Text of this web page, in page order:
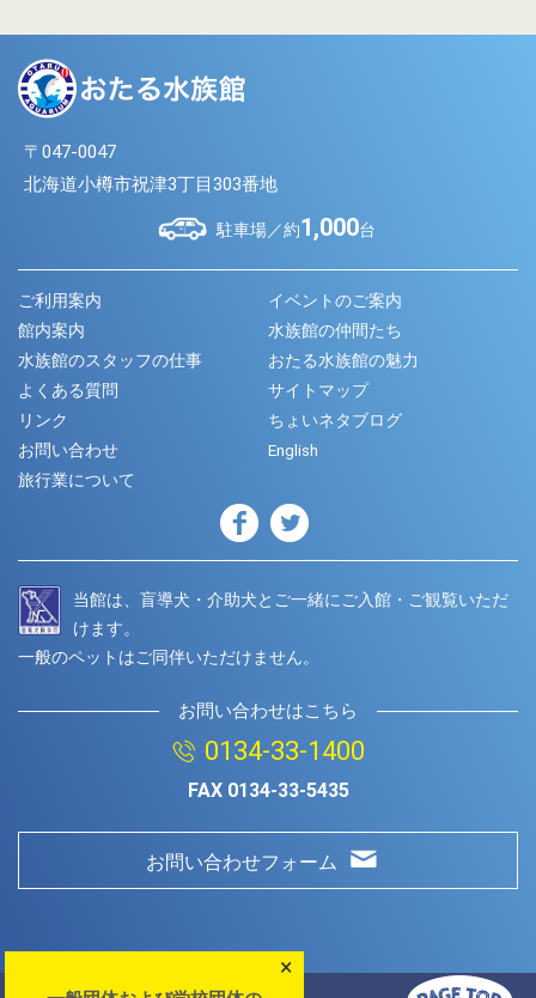
〒047-0047
北海道小樽市祝津3丁目303番地
駐車場／約1,000台
ご利用案内
イベントのご案内
館内案内
水族館の仲間たち
水族館のスタッフの仕事
おたる水族館の魅力
よくある質問
サイトマップ
リンク
ちょいネタブログ
お問い合わせ
English
旅行業について
当館は、盲導犬・介助犬とご一緒にご入館・ご観覧いただ
けます。
一般のペットはご同伴いただけません。
お問い合わせはこちら
0134-33-1400
FAX 0134-33-5435
お問い合わせフォーム
×